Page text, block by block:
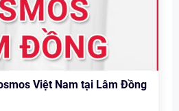
Việt Nam tại Lâm Đồng